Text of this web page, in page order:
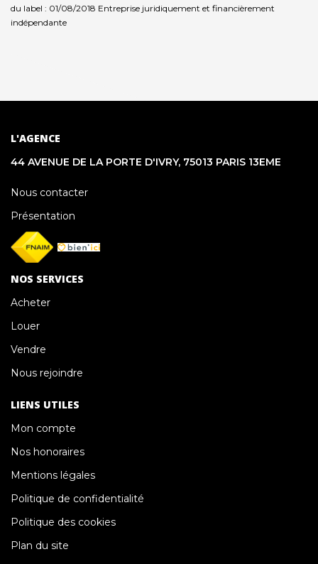
du label : 01/08/2018 Entreprise juridiquement et financièrement
indépendante
L'AGENCE
44 AVENUE DE LA PORTE D'IVRY, 75013 PARIS 13EME
Nous contacter
Présentation
NOS SERVICES
Acheter
Louer
Vendre
Nous rejoindre
LIENS UTILES
Mon compte
Nos honoraires
Mentions légales
Politique de confidentialité
Politique des cookies
Plan du site